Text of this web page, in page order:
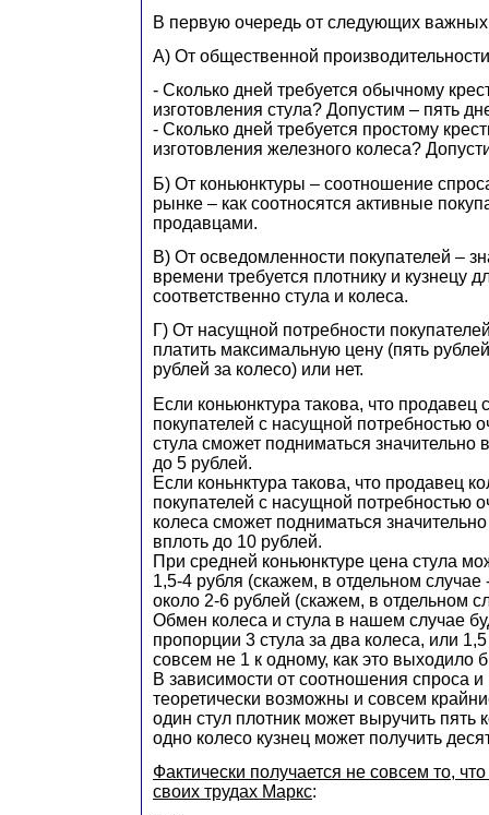
В первую очередь от следующих
А) От общественной
- Сколько дней требуется обычному
изготовления стула? Допустим – пять
- Сколько дней требуется простому
изготовления железного колеса?
Б) От коньюнктуры – соотношение
рынке – как соотносятся активные
продавцами.
В) От осведомленности покупателей –
времени требуется плотнику и кузнецу
соответственно стула и колеса.
Г) От насущной потребности
платить максимальную цену (пять
рублей за колесо) или нет.
Если коньюнктура такова, что продавец
покупателей с насущной потребностью
стула сможет подниматься значительно
до 5 рублей.
Если коньнктура такова, что продавец
покупателей с насущной потребностью
колеса сможет подниматься
вплоть до 10 рублей.
При средней коньюнктуре цена стула
1,5-4 рубля (скажем, в отдельном случае
около 2-6 рублей (скажем, в отдельном
Обмен колеса и стула в нашем случае
пропорции 3 стула за два колеса, или
совсем не 1 к одному, как это выходило
В зависимости от соотношения спроса
теоретически возможны и совсем
один стул плотник может выручить пять
одно колесо кузнец может получить
Фактически получается не совсем то,
своих трудах Маркс: